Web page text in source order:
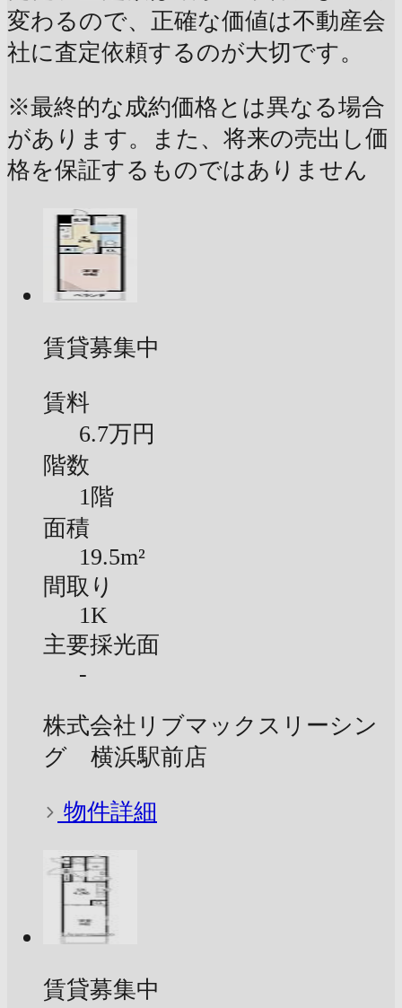
変わるので、正確な価値は不動産会
社に査定依頼するのが大切です。
※最終的な成約価格とは異なる場合
があります。また、将来の売出し価
格を保証するものではありません
賃貸募集中
賃料
6.7万円
階数
1階
面積
19.5m²
間取り
1K
主要採光面
-
株式会社リブマックスリーシン
グ 横浜駅前店
物件詳細
賃貸募集中